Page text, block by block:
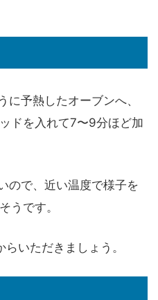
予熱したオーブンへ、
ドを入れて7〜9分ほど加
ので、近い温度で様子を
うです。
いただきましょう。